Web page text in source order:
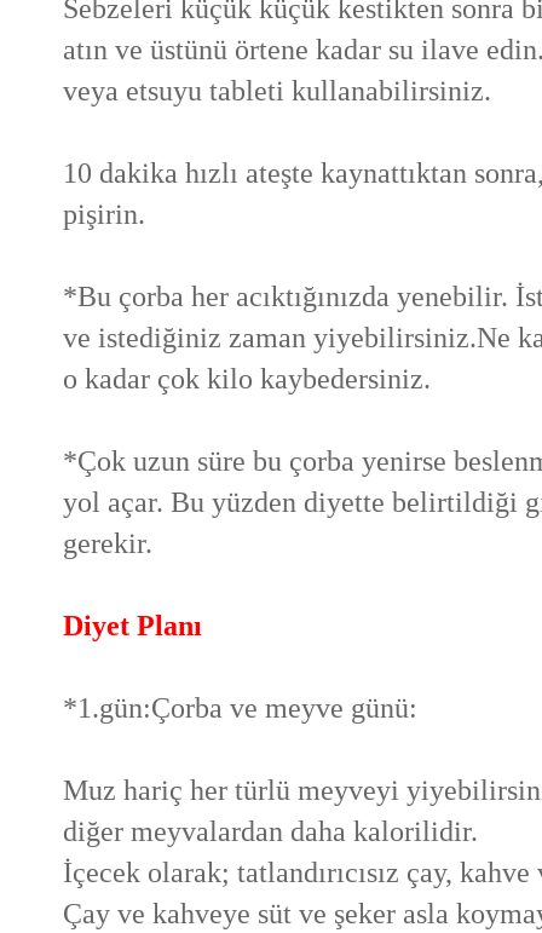
Sebzeleri küçük küçük kestikten sonra
atın ve üstünü örtene kadar su ilave
veya etsuyu tableti kullanabilirsiniz.
10 dakika hızlı ateşte kaynattıktan
pişirin.
*Bu çorba her acıktığınızda yenebilir.
ve istediğiniz zaman yiyebilirsiniz.Ne
o kadar çok kilo kaybedersiniz.
*Çok uzun süre bu çorba yenirse
yol açar. Bu yüzden diyette belirtildiği
gerekir.
Diyet Planı
*1.gün:Çorba ve meyve günü:
Muz hariç her türlü meyveyi
diğer meyvalardan daha kalorilidir.
İçecek olarak; tatlandırıcısız çay,
Çay ve kahveye süt ve şeker asla